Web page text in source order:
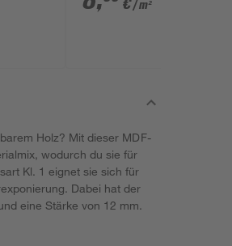
mm
€/ m²
Holz? Mit dieser MDF-
wodurch du sie für
Kl. 1 eignet sie sich für
Dabei hat der
eine Stärke von 12 mm.